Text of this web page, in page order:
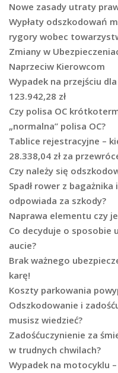
Nowe zasady utraty
Wypłaty odszkodowań
rygory wobec
Zmiany w
Naprzeciw Kierowcom
Wypadek na przejściu
123.942,28 zł
Czy polisa OC
„normalna” polisa OC?
Tablice rejestracyjne –
28.338,04 zł za
Czy należy się
Spadł rower z
odpowiada za szkody?
Naprawa elementu czy
Co decyduje o sposobie
aucie?
Brak ważnego
karę!
Koszty parkowania
Odszkodowanie i
musisz wiedzieć?
Zadośćuczynienie za
w trudnych chwilach?
Wypadek na motocyklu